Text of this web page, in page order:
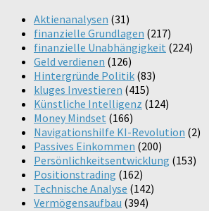
Aktienanalysen (31)
finanzielle Grundlagen (217)
finanzielle Unabhängigkeit (224)
Geld verdienen (126)
Hintergründe Politik (83)
kluges Investieren (415)
Künstliche Intelligenz (124)
Money Mindset (166)
Navigationshilfe KI-Revolution (2)
Passives Einkommen (200)
Persönlichkeitsentwicklung (153)
Positionstrading (162)
Technische Analyse (142)
Vermögensaufbau (394)